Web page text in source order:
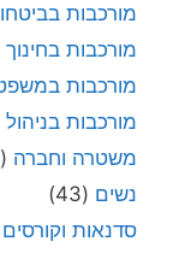
מורכבות
מורכבות בחינוך
מורכבות
מורכבות בניהול
משטרה וחברה (57)
נשים (43)
סדנאות וקורסים